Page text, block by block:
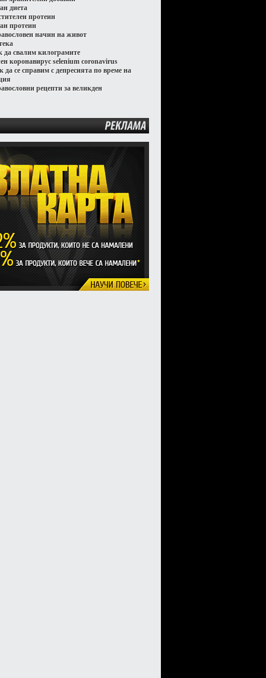
диета
протеин
протеин
начин на живот
да свалим килограмите
коронавирус selenium coronavirus
да се справим с депресията по време на
рецепти за великден